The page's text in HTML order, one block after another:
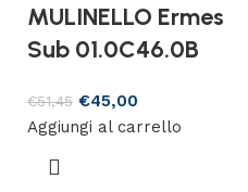
MULINELLO Ermes
Sub 01.0C46.0B
€51,45 €45,00
Aggiungi al carrello